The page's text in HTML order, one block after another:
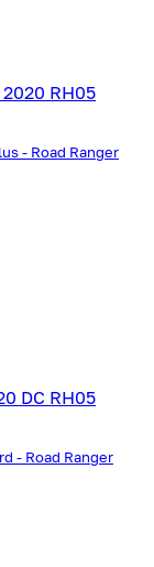
- Road Ranger
- Road Ranger